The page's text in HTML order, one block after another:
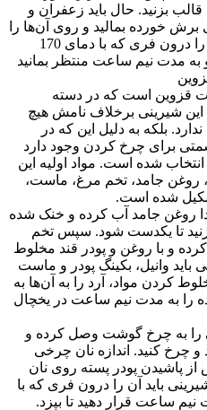
بزنید. حال باید زعفران و
خورده بمالید و روی آن‌ها را
کنجد بپاشید. سپس باید نان چایی را درون فری که با دمای 170
مدت نیم ساعت منتظر بمانید
قزوین است که در دسته
شیرینی برخلاف نامش هیچ
بلکه به دلیل این که در
برای چرخ کردن وجود دارد
شده است. مواد اولیه این
روغن جامد، تخم مرغ، ماست،
شده است.
روغن جامد آب کرده و خنک شده
تا یکدست شود. سپس تخم
و با روغن و پودر قند مخلوط
باید وانیل، بکینگ پودر و ماست
کردن مواد، آرد را به آن‌ها به
را به مدت نیم ساعت در یخچال
به چرخ گوشت وصل کرده و
چرخ کنید. اندازه نان چرخی
پس از پاشیدن پودر پسته روی نان
باید آن را درون فری که با